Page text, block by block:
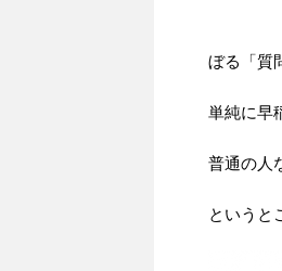
ぼる「質
単純に早
普通の人
というと